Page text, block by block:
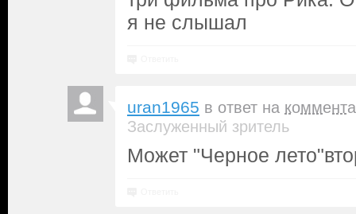
я не слышал
uran1965 в ответ на
Заслуженный зритель
Может "Черное